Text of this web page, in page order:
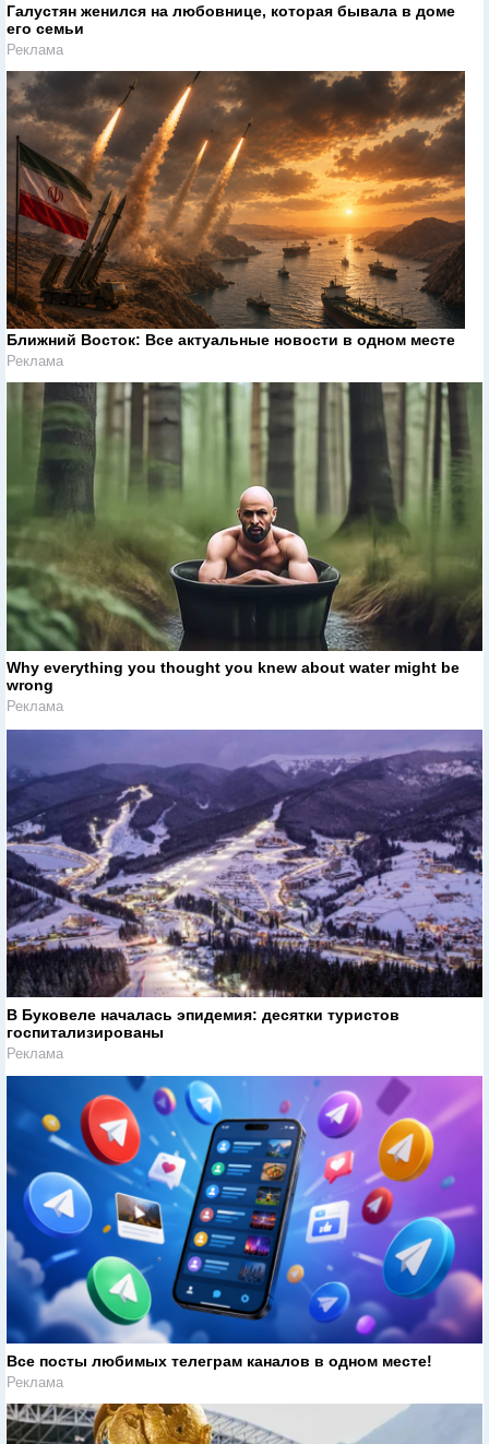
Галустян женился на любовнице, которая бывала в доме
его семьи
Реклама
Ближний Восток: Все актуальные новости в одном месте
Реклама
Why everything you thought you knew about water might be
wrong
Реклама
В Буковеле началась эпидемия: десятки туристов
госпитализированы
Реклама
Все посты любимых телеграм каналов в одном месте!
Реклама